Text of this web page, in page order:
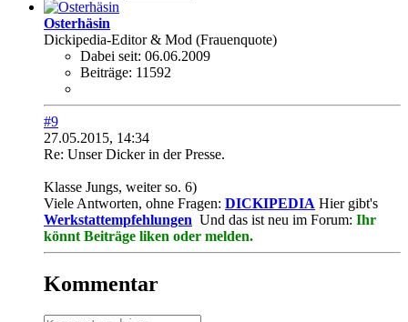
Osterhäsin
Dickipedia-Editor & Mod (Frauenquote)
Dabei seit: 06.06.2009
Beiträge: 11592
#9
27.05.2015, 14:34
Re: Unser Dicker in der Presse.
Klasse Jungs, weiter so. 6)
Viele Antworten, ohne Fragen: DICKIPEDIA Hier gibt's
Werkstattempfehlungen Und das ist neu im Forum: Ihr
könnt Beiträge liken oder melden.
Kommentar